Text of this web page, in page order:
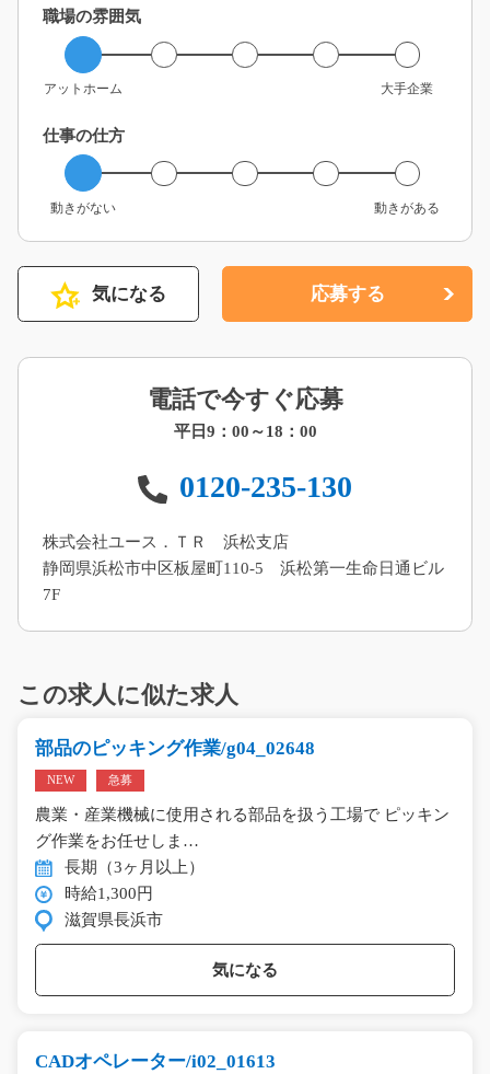
職場の雰囲気
アットホーム 大手企業
仕事の仕方
動きがない 動きがある
気になる 応募する
電話で今すぐ応募
平日9：00～18：00
0120-235-130
株式会社ユース．ＴＲ 浜松支店
静岡県浜松市中区板屋町110-5 浜松第一生命日通ビル
7F
この求人に似た求人
部品のピッキング作業/g04_02648
NEW 急募
農業・産業機械に使用される部品を扱う工場で ピッキン
グ作業をお任せしま…
長期（3ヶ月以上）
時給1,300円
滋賀県長浜市
気になる
CADオペレーター/i02_01613